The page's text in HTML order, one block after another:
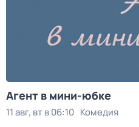
Агент в мини-юбке
11 авг, вт в 06:10 Комедия